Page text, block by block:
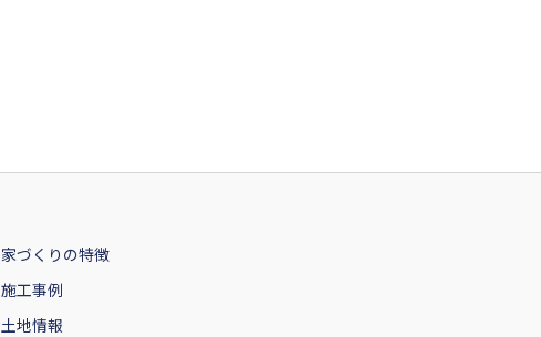
家づくりの特徴
施工事例
土地情報